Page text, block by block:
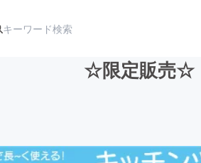
☆限定販売☆